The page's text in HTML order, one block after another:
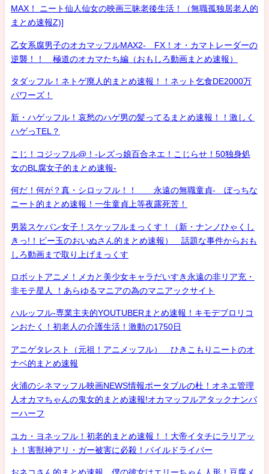
MAX！ ニート仙人仙女の映画三昧老後生活！（無職孤独居老人的
まとめ速報Z)]
乙女系腐男子のオカマッフルMAX2- FX！オ・カマトレーダーの
逆襲！！ 極道のオカマたち編（おもしろ動画まとめ速報）
タダッフル！ネトゲ廃人的まとめ速報！！ネット乞食DE2000万
パワーズ！
新・ハゲッフル！哀愁のハゲ男の髪ってるまとめ速報！！激しく
ハゲっTEL？
こじ！コジッフル@！-レズっ娘百合ネエ！こじらせ！50独身処
女のBL腐女子的まとめ速報-
何だ！何が？真・シロッフル！！ 永遠の無職童貞- ぼっちな
ニート的まとめ速報！一生童貞上等夜露死苦！
男装スケバン女子！スケッフルまっくす！（新・ナンノひゃくし
きっ!！ビー玉のおいぬさん的まとめ速報） 話題な事件からおも
しろ動画まで取り上げまっくす
ロボットアニメ！メカと美少女キャラだいすき永遠の非リア充・
非モテ星人 ！あらゆるマニアの為のマニアックサイト
ハルッフル-専業主夫的YOUTUBERまとめ速報！キモデブロリコ
ンおたく！初老人の介護生活！激動の1750日
アニゲタレスト（元祖！アニメッフル） ひきこもりニートのオ
ナベ的まとめ速報
火浦のシネマッフル映画NEWS情報ポータブルの杜！オネエ管理
人オカマちゃんの鬼女的まとめ速報!オカマッフルアタックナンバ
ーハーフ
ユカ・ヨネッフル！初老的まとめ速報！！大帝イタチにラリアッ
ト！害獣神アリ・ガー被害に必殺！パイルドライバー
おネコさん的まとめ速報 僕の彼女はエリーちゃん人形！豆腐メ